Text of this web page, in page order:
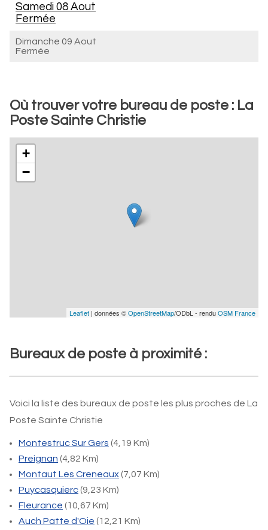
Samedi 08 Aout
Fermée
Dimanche 09 Aout
Fermée
Où trouver votre bureau de poste : La
Poste Sainte Christie
+
−
Leaflet | données ©OpenStreetMap/ODbL - renduOSM France
Bureaux de poste à proximité :
Voici la liste des bureaux de poste les plus proches de La
Poste Sainte Christie
Montestruc Sur Gers (4,19 Km)
Preignan (4,82 Km)
Montaut Les Creneaux(7,07 Km)
Puycasquierc(9,23 Km)
Fleurance (10,67 Km)
Auch Patte d'Oie (12,21 Km)